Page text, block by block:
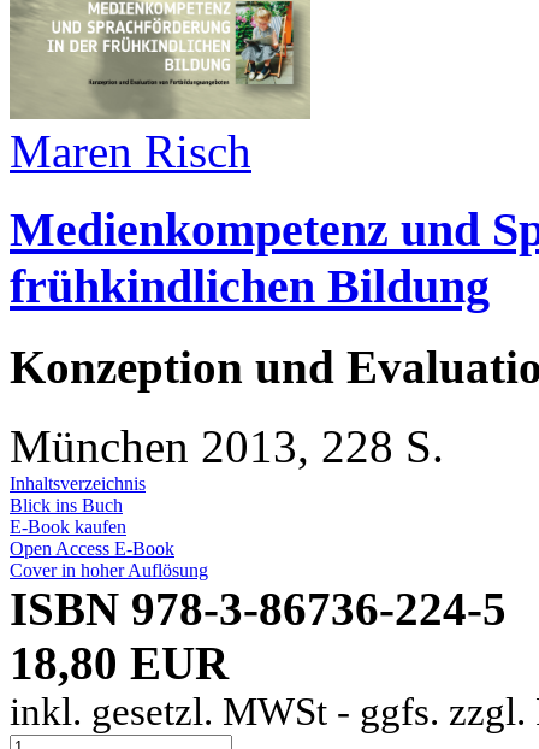
Maren Risch
Medienkompetenz und
frühkindlichen Bildung
Konzeption und
München 2013, 228 S.
Inhaltsverzeichnis
Blick ins Buch
E-Book kaufen
Open Access E-Book
Cover in hoher Auflösung
ISBN 978-3-86736-224-5
18,80 EUR
inkl. gesetzl. MWSt - ggfs. zzgl.